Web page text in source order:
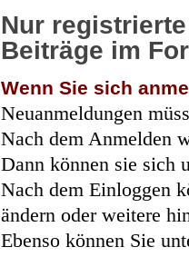
Nur
Beiträge im
Wenn Sie sich
Neuanmeldungen
Nach dem Anmelden
Dann können sie sich
Nach dem Einloggen
ändern oder weitere
Ebenso können Sie